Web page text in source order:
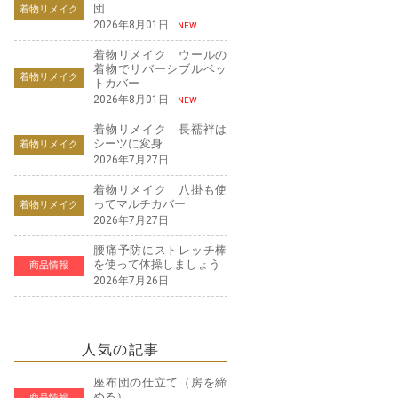
着物リメイク
団
2026年8月01日 NEW
着物リメイク
着物リメイク ウールの
着物でリバーシブルベッ
トカバー
2026年8月01日 NEW
着物リメイク
着物リメイク 長襦袢は
シーツに変身
2026年7月27日
着物リメイク
着物リメイク 八掛も使
ってマルチカバー
2026年7月27日
商品情報
腰痛予防にストレッチ棒
を使って体操しましょう
2026年7月26日
人気の記事
座布団の仕立て（房を締